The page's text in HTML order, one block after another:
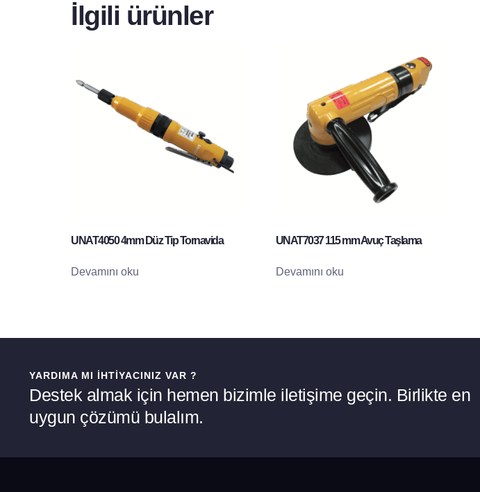
İlgili ürünler
UNAT4050 4mm Düz Tip Tornavida
Devamını oku
UNAT7037 115 mm Avuç Taşlama
Devamını oku
YARDIMA MI İHTIYACINIZ VAR ?
Destek almak için hemen bizimle iletişime geçin. Birlikte en
uygun çözümü bulalım.